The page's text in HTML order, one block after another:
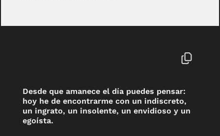
Desde que amanece el día puedes pensar:
hoy he de encontrarme con un indiscreto,
un ingrato, un insolente, un envidioso y un
egoísta.